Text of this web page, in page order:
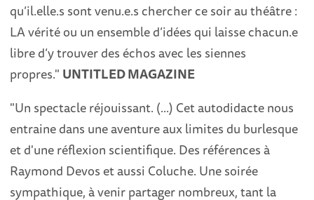
qu’il.elle.s sont venu.e.s chercher ce soir au théâtre :
LA vérité ou un ensemble d’idées qui laisse chacun.e
libre d’y trouver des échos avec les siennes
propres." UNTITLED MAGAZINE
"Un spectacle réjouissant. (...) Cet autodidacte nous
entraine dans une aventure aux limites du burlesque
et d'une réflexion scientifique. Des références à
Raymond Devos et aussi Coluche. Une soirée
sympathique, à venir partager nombreux, tant la